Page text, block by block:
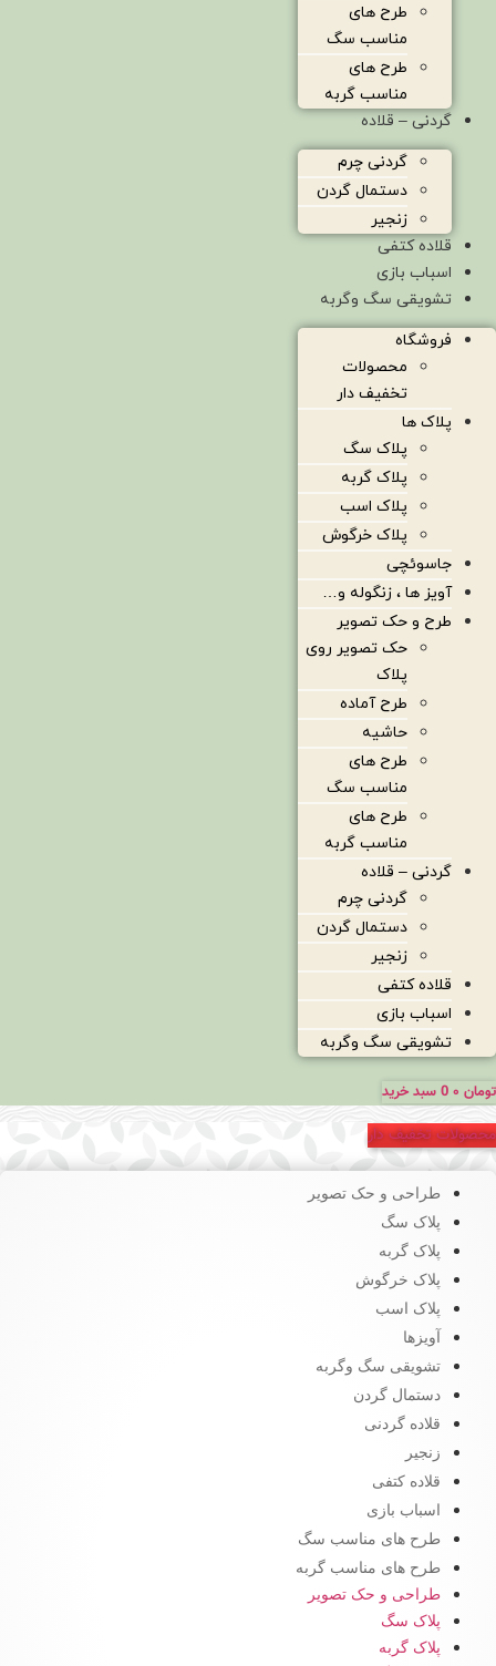
طرح های
مناسب سگ
طرح های
مناسب گربه
گردنی – قلاده
گردنی چرم
دستمال گردن
زنجیر
قلاده کتفی
اسباب بازی
تشویقی سگ وگربه
فروشگاه
محصولات
تخفیف دار
پلاک ها
پلاک سگ
پلاک گربه
پلاک اسب
پلاک خرگوش
جاسوئچی
آویز ها ، زنگوله و…
طرح و حک تصویر
حک تصویر روی
پلاک
طرح آماده
حاشیه
طرح های
مناسب سگ
طرح های
مناسب گربه
گردنی – قلاده
گردنی چرم
دستمال گردن
زنجیر
قلاده کتفی
اسباب بازی
تشویقی سگ وگربه
تومان 0 سبد خرید
محصولات تخفیف دار
طراحی و حک تصویر
پلاک سگ
پلاک گربه
پلاک خرگوش
پلاک اسب
آویزها
تشویقی سگ وگربه
دستمال گردن
قلاده گردنی
زنجیر
قلاده کتفی
اسباب بازی
طرح های مناسب سگ
طرح های مناسب گربه
طراحی و حک تصویر
پلاک سگ
پلاک گربه